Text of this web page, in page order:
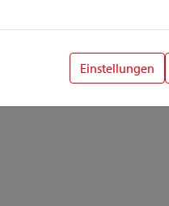
Einstellungen